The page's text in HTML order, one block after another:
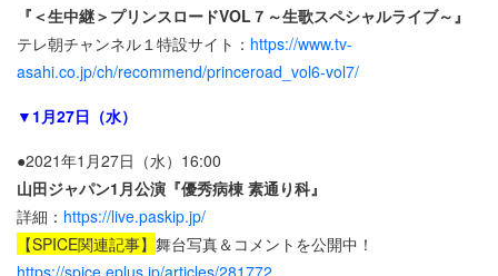
『＜生中継＞プリンスロードVOL７～生歌スペシャルライブ～』
テレ朝チャンネル１特設サイト： https://www.tv-
asahi.co.jp/ch/recommend/princeroad_vol6-vol7/
▼1月27日（水）
●2021年1月27日（水）16:00
山田ジャパン1月公演『優秀病棟 素通り科』
詳細： https://live.paskip.jp/
【SPICE関連記事】 舞台写真＆コメントを公開中！
https://spice.eplus.jp/articles/281772